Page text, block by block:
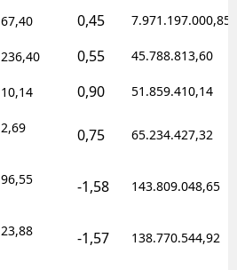
67,40 0,45 7.971.197.000,85
236,40 0,55 45.788.813,60
10,14 0,90 51.859.410,14
2,69 0,75 65.234.427,32
96,55 -1,58 143.809.048,65
23,88 -1,57 138.770.544,92